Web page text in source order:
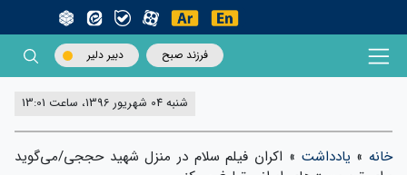
فرزند صبح دبیر دلیر
شنبه 04 شهریور 1396، ساعت 13:01
خانه» یادداشت » اکران فیلم سلام در منزل شهید حججی/می‌گوید